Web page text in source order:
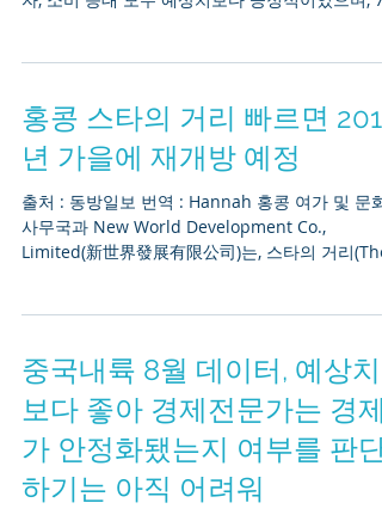
홍콩 스타의 거리 빠르면 2018
년 가을에 재개방 예정
출처 : 동방일보 번역 : Hannah 홍콩 여가 및 문화
사무국과 New World Development Co.,
Limited(新世界發展有限公司)는, 스타의 거리(The
중국내륙 8월 데이터, 예상치
보다 좋아 경제전문가는 경제
가 안정화됐는지 여부를 판단
하기는 아직 어려워